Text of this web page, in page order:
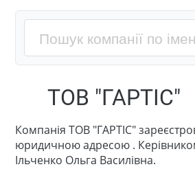
ТОВ "ГАРТІС"
Компанія ТОВ "ГАРТІС"
юридичною адресою .
Ільченко Ольга Василівна.